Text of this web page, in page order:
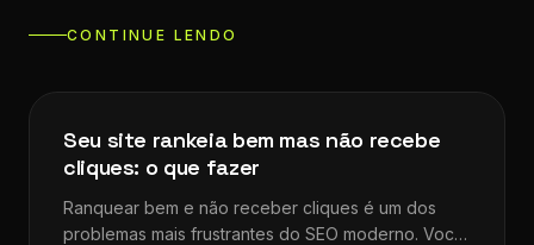
CONTINUE LENDO
Dicas de SEO
Seu site rankeia bem mas não recebe
cliques: o que fazer
Ranquear bem e não receber cliques é um dos
problemas mais frustrantes do SEO moderno. Você